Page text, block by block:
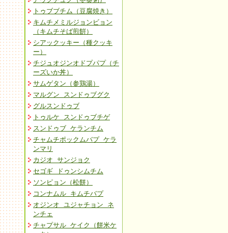
トゥブブチム（豆腐焼き）
キムチメミルジョンビョン
（キムチそば煎餠）
シアックッキー（種クッキ
ー）
チジュオジンオドプパプ（チ
ーズいか丼）
サムゲタン（参鶏湯）
マルグン スンドゥブグク
グルスンドゥブ
トゥルケ スンドゥブチゲ
スンドゥブ ケランチム
チャムチポックムバプ ケラ
ンマリ
カジオ サンジョク
セゴギ ドゥンシムチム
ソンピョン（松餅）
コンナムル キムチバプ
オジンオ ユジャチョン ネ
ンチェ
チャプサル ケイク（餅米ケ